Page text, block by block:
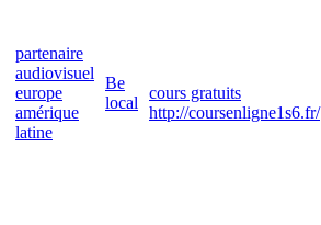
partenaire
audiovisuel
europe
amérique
latine
Be
local
cours gratuits
http://coursenligne1s6.fr/